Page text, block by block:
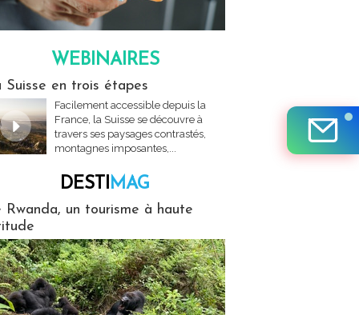
WEBINAIRES
Suisse en trois étapes
Facilement accessible depuis la
France, la Suisse se découvre à
travers ses paysages contrastés,
montagnes imposantes,...
DESTIMAG
Rwanda, un tourisme à haute